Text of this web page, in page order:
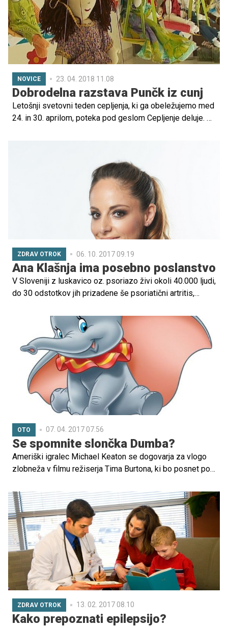
NOVICE 23. 04. 2018 11.08
Dobrodelna razstava Punčk iz cunj
Letošnji svetovni teden cepljenja, ki ga obeležujemo med
24. in 30. aprilom, poteka pod geslom Cepljenje deluje. V
katerimi zbirajo sredstva za cepljenje otrok v državah v
ZDRAV OTROK 06. 10. 2017 09.19
Ana Klašnja ima posebno poslanstvo
V Sloveniji z luskavico oz. psoriazo živi okoli 40.000 ljudi,
do 30 odstotkov jih prizadene še psoriatični artritis,
so povedali na današnjem posvetu pred svetovnima
dnevoma revmatikov in luskavice. Vnetne revmatične
bolezni ima med 40.000 in 60.000 Slovencev.
OTO 07. 04. 2017 07.56
Se spomnite slončka Dumba?
Ameriški igralec Michael Keaton se dogovarja za vlogo
zlobneža v filmu režiserja Tima Burtona, ki bo posnet po
Burtonom nazadnje sodeloval pri filmu Batmanova vrnitev
leta 1992, se za vloge v filmu o slončku dogovarjajo še
Colin Farrell, Eva Green in Danny DeVito.
ZDRAV OTROK 13. 02. 2017 08.10
Kako prepoznati epilepsijo?